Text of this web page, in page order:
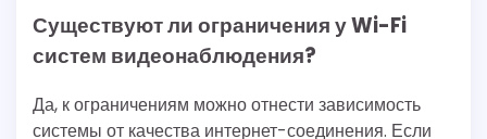
Существуют ли ограничения у Wi-Fi
систем видеонаблюдения?
Да, к ограничениям можно отнести зависимость
системы от качества интернет-соединения. Если